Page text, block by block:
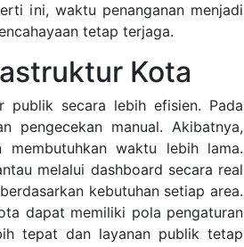
ini, waktu penanganan menjadi
tetap terjaga.
Kota
publik secara lebih efisien. Pada
pengecekan manual. Akibatnya,
waktu lebih lama.
melalui dashboard secara real
kebutuhan setiap area.
dapat memiliki pola pengaturan
tepat dan layanan publik tetap